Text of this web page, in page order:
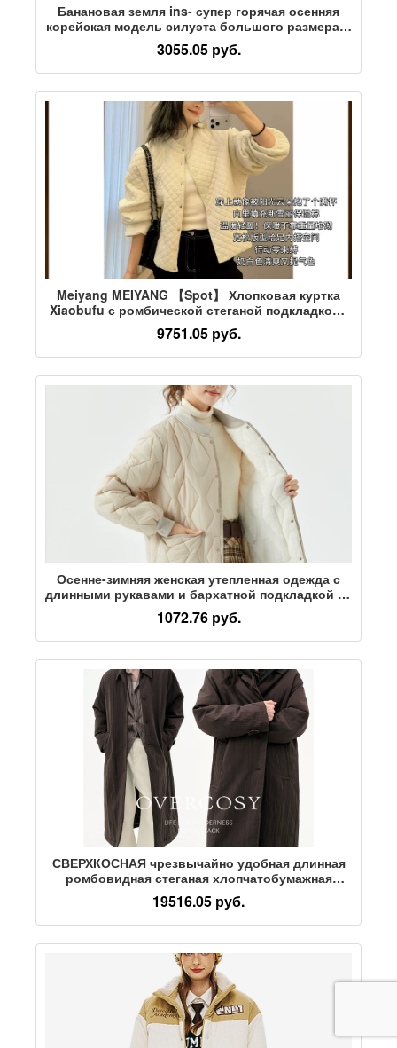
Банановая земля ins- супер горячая осенняя
корейская модель силуэта большого размера в
уличном стиле
3055.05 руб.
Meiyang MEIYANG 【Spot】 Хлопковая куртка
Xiaobufu с ромбической стеганой подкладкой *
куртка с хлопковым наполнителем длиной 3 м/
воротником-стойкой-Вторник
9751.05 руб.
Осенне-зимняя женская утепленная одежда с
длинными рукавами и бархатной подкладкой из
овечьего флиса, свободная куртка с
хлопчатобумажной подкладкой, теплая и
модная куртка-стеганка
1072.76 руб.
СВЕРХКОСНАЯ чрезвычайно удобная длинная
ромбовидная стеганая хлопчатобумажная
куртка с отворотом в стиле ретро для мужчин и
женщин, куртка прямого кроя
19516.05 руб.